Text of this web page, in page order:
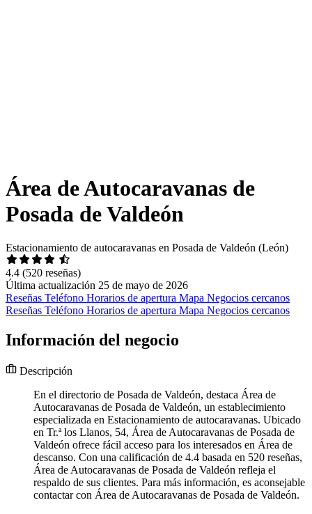
Área de Autocaravanas de
Posada de Valdeón
Estacionamiento de autocaravanas en Posada de Valdeón (León)
4.4 (520 reseñas)
Última actualización 25 de mayo de 2026
Reseñas Teléfono Horarios de apertura Mapa Negocios cercanos
Reseñas Teléfono Horarios de apertura Mapa Negocios cercanos
Información del negocio
Descripción
En el directorio de Posada de Valdeón, destaca Área de
Autocaravanas de Posada de Valdeón, un establecimiento
especializada en Estacionamiento de autocaravanas. Ubicado
en Tr.ª los Llanos, 54, Área de Autocaravanas de Posada de
Valdeón ofrece fácil acceso para los interesados en Área de
descanso. Con una calificación de 4.4 basada en 520 reseñas,
Área de Autocaravanas de Posada de Valdeón refleja el
respaldo de sus clientes. Para más información, es aconsejable
contactar con Área de Autocaravanas de Posada de Valdeón.